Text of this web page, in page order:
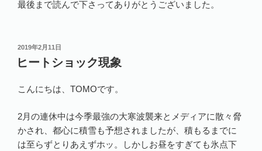
最後まで読んで下さってありがとうございました。
投
稿
日:
2019年2月11日
ヒートショック現象
こんにちは、TOMOです。
2月の連休中は今季最強の大寒波襲来とメディアに散々脅
かされ、都心に積雪も予想されましたが、積もるまでに
は至らずとりあえずホッ。しかしお昼をすぎても氷点下